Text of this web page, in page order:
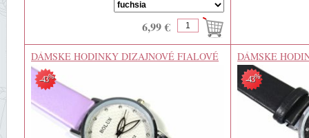
6,99 €
DÁMSKE HODINKY DIZAJNOVÉ FIALOVÉ
-43%
DÁMSKE
-43%